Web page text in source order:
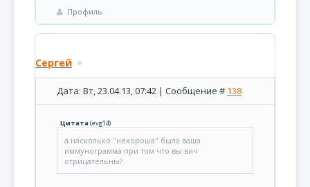
Профиль
Сергей
Дата: Вт, 23.04.13, 07:42 | Сообщение # 138
Цитата(evg14)
а насколько "нехороша" была ваша
иммунограмма при том что вы вич
отрицательны?